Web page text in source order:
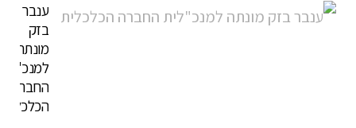
ענבר
בזק
מונתה
החברה
הכלכלית